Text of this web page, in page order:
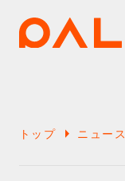
トップ arrow_right ニュース